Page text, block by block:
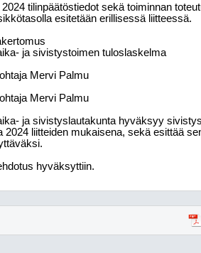
2024 tilinpäätöstiedot sekä toiminnan
esitetään erillisessä liitteessä.
ja sivistystoimen tuloslaskelma
Mervi Palmu
Mervi Palmu
ja sivistyslautakunta hyväksyy
2024 liitteiden mukaisena, sekä esittää
hyväksyttiin.